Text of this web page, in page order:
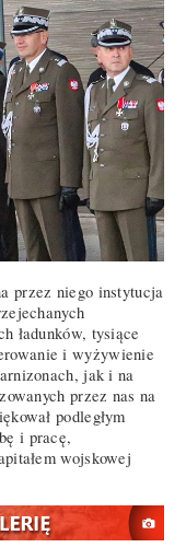
przez niego instytucja
ładunków, tysiące
i wyżywienie
jak i na
przez nas na
podległym
i pracę,
wojskowej